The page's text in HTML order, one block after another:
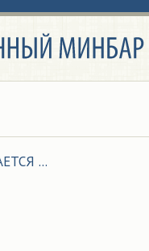
...